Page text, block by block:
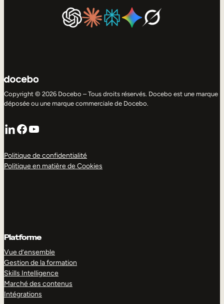
Copyright © 2026 Docebo – Tous droits réservés. Docebo est une marque
déposée ou une marque commerciale de Docebo.
LinkedIn
Facebook
YouTube
Politique de confidentialité
Politique en matière de Cookies
Platforme
Vue d’ensemble
Gestion de la formation
Skills Intelligence
Marché des contenus
Intégrations